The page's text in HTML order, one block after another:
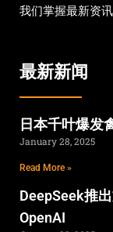
我们掌握最新资讯
最新新闻
日本千叶爆发
January 28, 2025
Read More »
DeepSeek推
OpenAI